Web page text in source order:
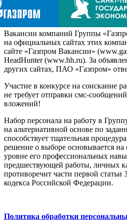
Вакансии компаний Группы
на официальных сайтах этих
сайте «Газпром Вакансии»
HeadHunter (www.hh.ru). За
других сайтах, ПАО «Газпром»
Участие в конкурсе на соискание
не требует отправки смс-
вложений!
Набор персонала на работу в
на альтернативной основе по
способствует тщательная
решение о выборе основывается на
уровне его профессиональных
предшествующей работы, личных
противоречит части первой статьи
кодекса Российской Федерации.
Политика обработки